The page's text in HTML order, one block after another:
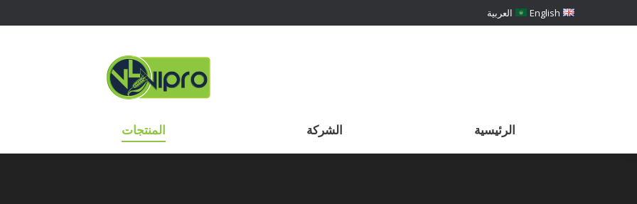
English العربية
الرئيسية الشركة المنتجات